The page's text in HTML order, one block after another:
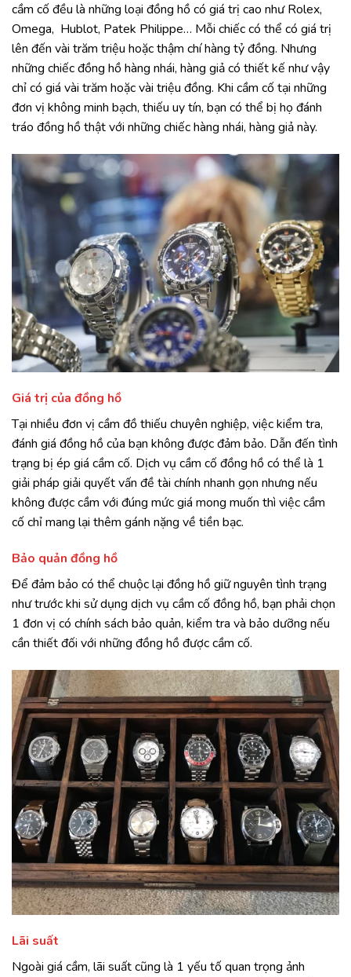
cầm cố đều là những loại đồng hồ có giá trị cao như Rolex,
Omega, Hublot, Patek Philippe… Mỗi chiếc có thể có giá trị
lên đến vài trăm triệu hoặc thậm chí hàng tỷ đồng. Nhưng
những chiếc đồng hồ hàng nhái, hàng giả có thiết kế như vậy
chỉ có giá vài trăm hoặc vài triệu đồng. Khi cầm cố tại những
đơn vị không minh bạch, thiếu uy tín, bạn có thể bị họ đánh
tráo đồng hồ thật với những chiếc hàng nhái, hàng giả này.
Giá trị của đồng hồ
Tại nhiều đơn vị cầm đồ thiếu chuyên nghiệp, việc kiểm tra,
đánh giá đồng hồ của bạn không được đảm bảo. Dẫn đến tình
trạng bị ép giá cầm cố. Dịch vụ cầm cố đồng hồ có thể là 1
giải pháp giải quyết vấn đề tài chính nhanh gọn nhưng nếu
không được cầm với đúng mức giá mong muốn thì việc cầm
cố chỉ mang lại thêm gánh nặng về tiền bạc.
Bảo quản đồng hồ
Để đảm bảo có thể chuộc lại đồng hồ giữ nguyên tình trạng
như trước khi sử dụng dịch vụ cầm cố đồng hồ, bạn phải chọn
1 đơn vị có chính sách bảo quản, kiểm tra và bảo dưỡng nếu
cần thiết đối với những đồng hồ được cầm cố.
Lãi suất
Ngoài giá cầm, lãi suất cũng là 1 yếu tố quan trọng ảnh